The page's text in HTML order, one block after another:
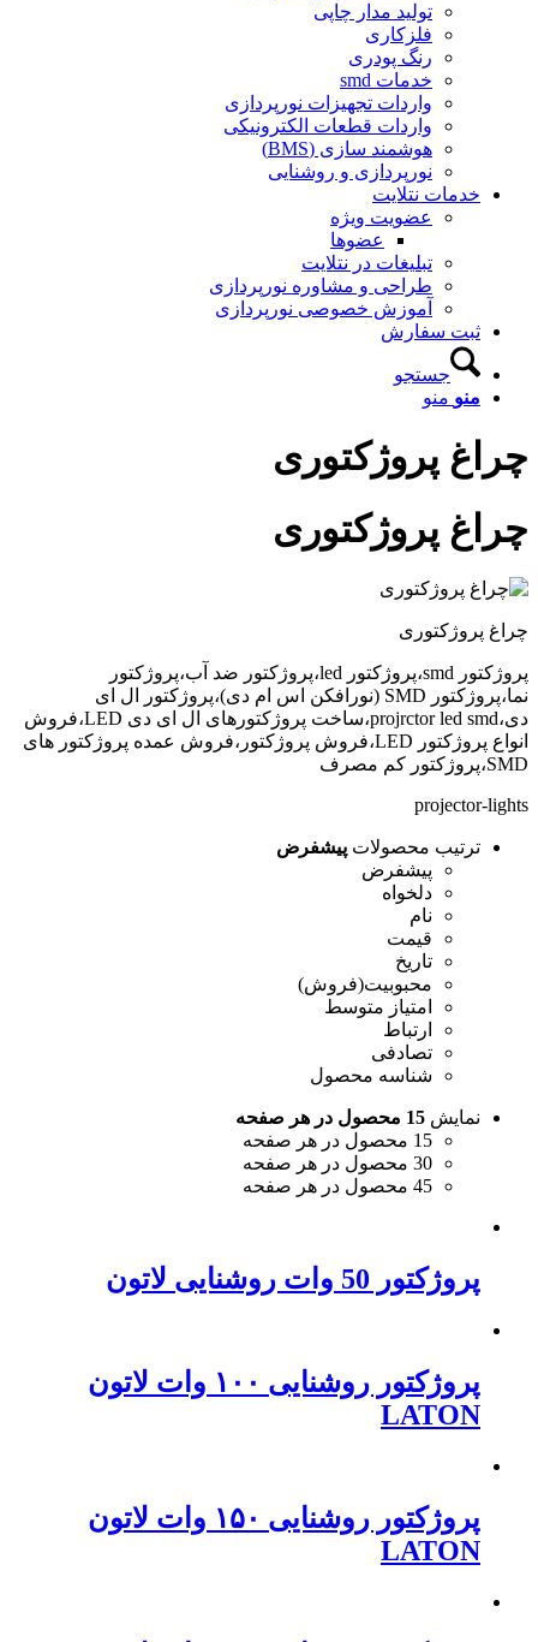
تولید مدار چاپی
فلزکاری
رنگ پودری
خدمات smd
واردات تجهیزات نورپردازی
واردات قطعات الکترونیکی
هوشمند سازی (BMS)
نورپردازی و روشنایی
خدمات نتلایت
عضویت ویژه
عضوها
تبلیغات در نتلایت
طراحی و مشاوره نورپردازی
آموزش خصوصی نورپردازی
ثبت سفارش
جستجو
منو منو
چراغ پروژکتوری
چراغ پروژکتوری
چراغ پروژکتوری
پروژکتور smd،پروژکتور led،پروژکتور ضد آب،پروژکتور
نما،پروژکتور SMD (نورافکن اس ام دی)،پروژکتور ال ای
دی،projrctor led smd،ساخت پروژکتورهای ال ای دی LED،فروش
انواع پروژکتور LED،فروش پروژکتور،فروش عمده پروژکتور های
SMD،پروژکتور کم مصرف
projector-lights
ترتیب محصولات پیشفرض
پیشفرض
دلخواه
نام
قیمت
تاریخ
محبوبیت(فروش)
امتیاز متوسط
ارتباط
تصادفی
شناسه محصول
نمایش 15 محصول در هر صفحه
15 محصول در هر صفحه
30 محصول در هر صفحه
45 محصول در هر صفحه
پروژکتور 50 وات روشنایی لاتون
پروژکتور روشنایی ۱۰۰ وات لاتون
LATON
پروژکتور روشنایی ۱۵۰ وات لاتون
LATON